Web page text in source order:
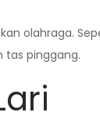
olahraga.
tas pinggang.